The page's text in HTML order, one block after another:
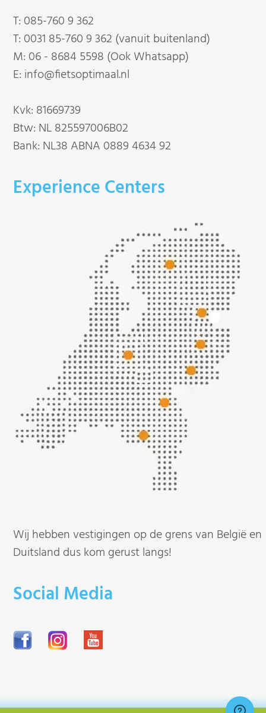
T: 085-760 9 362
T: 0031 85-760 9 362 (vanuit buitenland)
M: 06 - 8684 5598 (Ook Whatsapp)
E: info@fietsoptimaal.nl
Kvk: 81669739
Btw: NL 825597006B02
Bank: NL38 ABNA 0889 4634 92
Experience Centers
Wij hebben vestigingen op de grens van België en
Duitsland dus kom gerust langs!
Social Media